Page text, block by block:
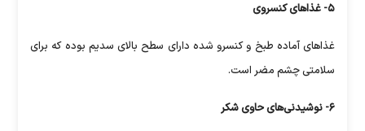
۵- غذا‌های کنسروی
غذا‌های آماده طبخ و کنسرو شده دارای سطح بالای سدیم بوده که برای
سلامتی چشم مضر است.
۶- نوشیدنی‌های حاوی شکر